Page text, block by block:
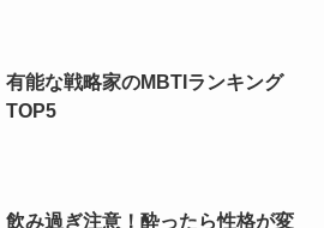
有能な戦略家のMBTIランキング
TOP5
飲み過ぎ注意！酔ったら性格が変